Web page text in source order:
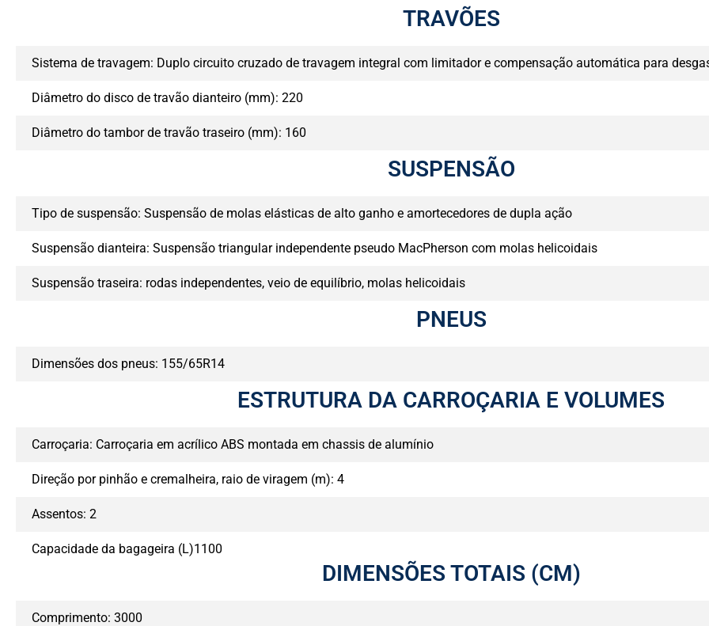
TRAVÕES
Sistema de travagem: Duplo circuito cruzado de travagem integral com limitador e compensação automática para
Diâmetro do disco de travão dianteiro (mm): 220
Diâmetro do tambor de travão traseiro (mm): 160
SUSPENSÃO
Tipo de suspensão: Suspensão de molas elásticas de alto ganho e amortecedores de dupla ação
Suspensão dianteira: Suspensão triangular independente pseudo MacPherson com molas helicoidais
Suspensão traseira: rodas independentes, veio de equilíbrio, molas helicoidais
PNEUS
Dimensões dos pneus: 155/65R14
ESTRUTURA DA CARROÇARIA E VOLUMES
Carroçaria: Carroçaria em acrílico ABS montada em chassis de alumínio
Direção por pinhão e cremalheira, raio de viragem (m): 4
Assentos: 2
Capacidade da bagageira (L)1100
DIMENSÕES TOTAIS (CM)
Comprimento: 3000